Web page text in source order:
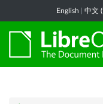
English 中文